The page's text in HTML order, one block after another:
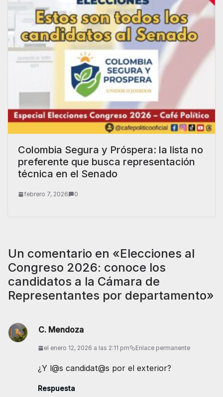
Colombia Segura y Próspera: la lista no
preferente que busca representación
técnica en el Senado
febrero 7, 2026 0
Un comentario en «Elecciones al
Congreso 2026: conoce los
candidatos a la Cámara de
Representantes por departamento»
C. Mendoza
el enero 12, 2026 a las 2:11 pm Enlace permanente
¿Y l@s candidat@s por el exterior?
Respuesta